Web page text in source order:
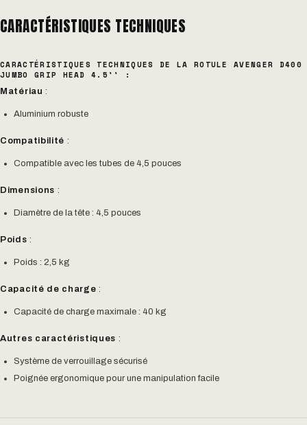
CARACTÉRISTIQUES TECHNIQUES
CARACTÉRISTIQUES TECHNIQUES DE LA ROTULE AVENGER D400
JUMBO GRIP HEAD 4.5'' :
Matériau :
Aluminium robuste
Compatibilité :
Compatible avec les tubes de 4,5 pouces
Dimensions :
Diamètre de la tête : 4,5 pouces
Poids :
Poids : 2,5 kg
Capacité de charge :
Capacité de charge maximale : 40 kg
Autres caractéristiques :
Système de verrouillage sécurisé
Poignée ergonomique pour une manipulation facile